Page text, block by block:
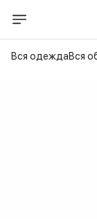
Вся одеждаВся